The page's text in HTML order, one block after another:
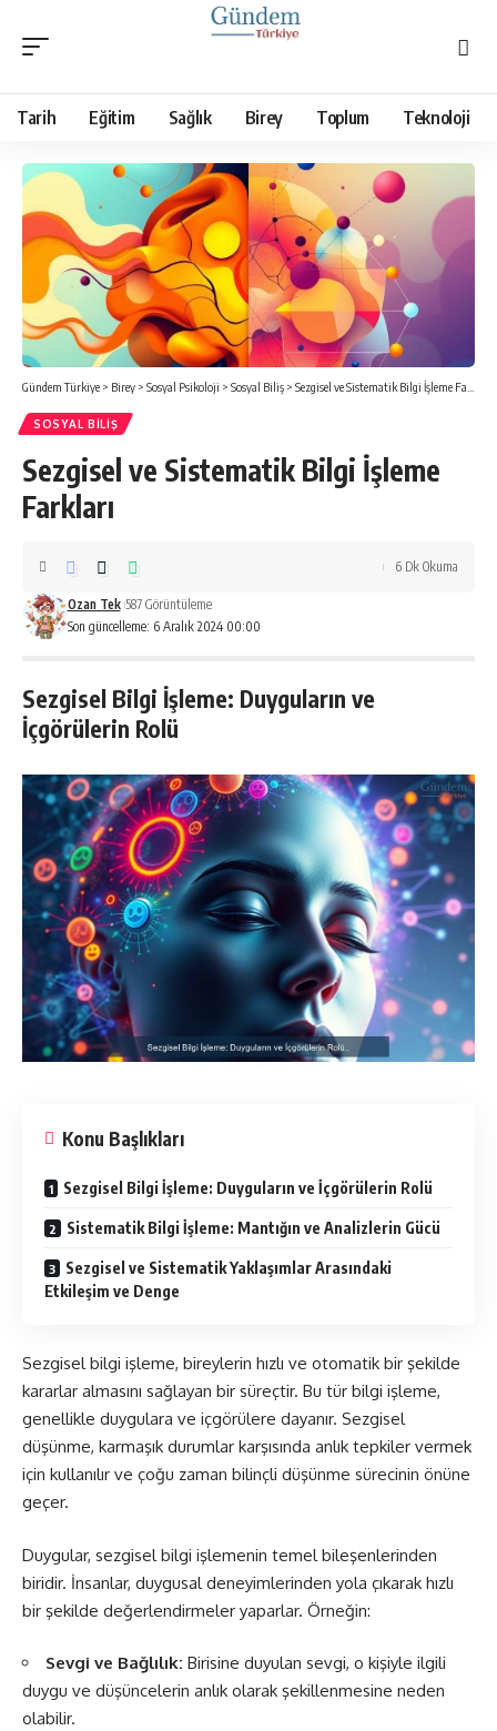
Tarih Eğitim Sağlık Birey Toplum Teknoloji
Gündem Türkiye > Birey > Sosyal Psikoloji > Sosyal Biliş > Sezgisel ve Sistematik Bilgi İşleme Farkları
SOSYAL BILIŞ
Sezgisel ve Sistematik Bilgi İşleme
Farkları
Son güncelleme: 6 Aralık 2024 00:00
Ozan Tek 587 Görüntüleme
6 Dk Okuma
Sezgisel Bilgi İşleme: Duyguların ve
İçgörülerin Rolü
Konu Başlıkları
Sezgisel Bilgi İşleme: Duyguların ve İçgörülerin Rolü
Sistematik Bilgi İşleme: Mantığın ve Analizlerin Gücü
Sezgisel ve Sistematik Yaklaşımlar Arasındaki
Etkileşim ve Denge
Sezgisel bilgi işleme, bireylerin hızlı ve otomatik bir şekilde
kararlar almasını sağlayan bir süreçtir. Bu tür bilgi işleme,
genellikle duygulara ve içgörülere dayanır. Sezgisel
düşünme, karmaşık durumlar karşısında anlık tepkiler vermek
için kullanılır ve çoğu zaman bilinçli düşünme sürecinin önüne
geçer.
Duygular, sezgisel bilgi işlemenin temel bileşenlerinden
biridir. İnsanlar, duygusal deneyimlerinden yola çıkarak hızlı
bir şekilde değerlendirmeler yaparlar. Örneğin:
Sevgi ve Bağlılık: Birisine duyulan sevgi, o kişiyle ilgili
duygu ve düşüncelerin anlık olarak şekillenmesine neden
olabilir.